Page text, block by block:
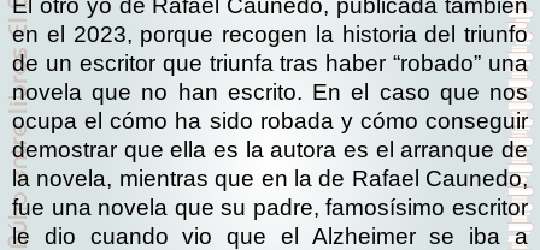
en el 2023, porque recogen la historia del triunfo
de un escritor que triunfa tras haber “robado” una
novela que no han escrito. En el caso que nos
ocupa el cómo ha sido robada y cómo conseguir
demostrar que ella es la autora es el arranque de
la novela, mientras que en la de Rafael Caunedo,
fue una novela que su padre, famosísimo escritor
le dio cuando vio que el Alzheimer se iba a